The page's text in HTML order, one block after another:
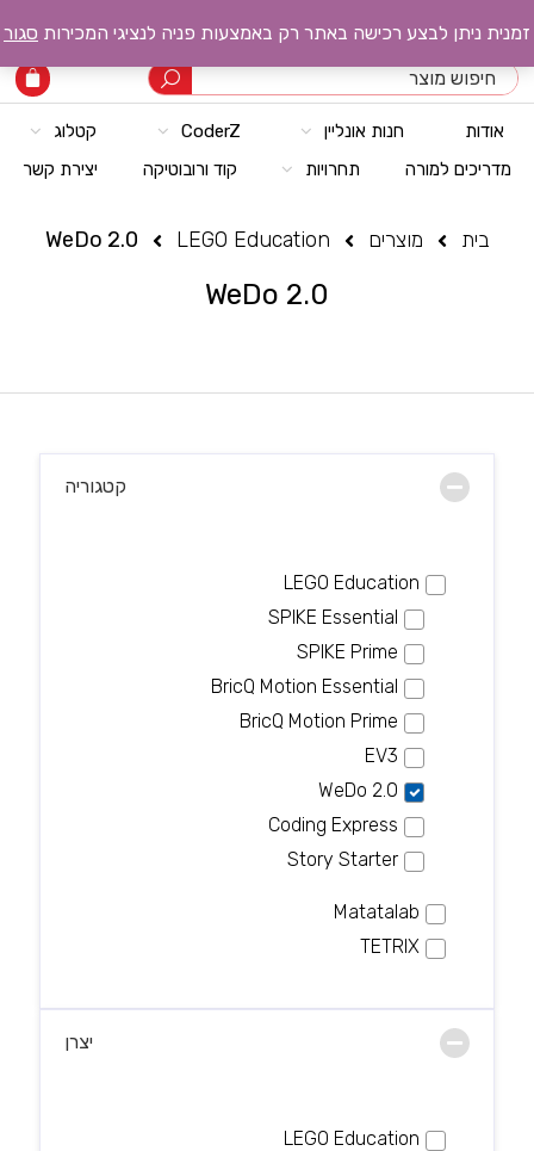
רובוטק טכנולוגיות
אודות חנות אונליין CoderZ
קטלוג
מדריכים למורה
תחרויות קוד ורובוטיקה יצירת קשר
בית מוצרים LEGO Education
WeDo 2.0
WeDo 2.0
קטגוריה
LEGO Education
SPIKE Essential
SPIKE Prime
BricQ Motion Essential
BricQ Motion Prime
EV3
WeDo 2.0
Coding Express
Story Starter
Matatalab
TETRIX
יצרן
LEGO Education
זמנית ניתן לבצע רכישה באתר רק באמצעות פניה לנציגי המכירות סגור